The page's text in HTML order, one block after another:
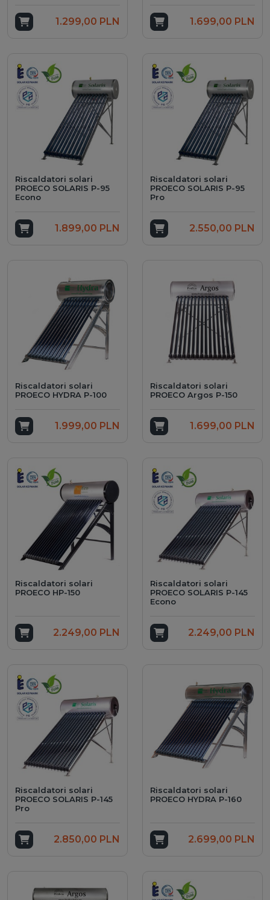
Add to cart1.299,00 PLN Add to cart1.699,00 PLN
Riscaldatori solari
PROECO SOLARIS P-95
Econo
Add to cart1.899,00 PLN
Riscaldatori solari
PROECO SOLARIS P-95
Pro
Add to cart2.550,00 PLN
Riscaldatori solari
PROECO HYDRA P-100
Add to cart1.999,00 PLN
Riscaldatori solari
PROECO Argos P-150
Add to cart1.699,00 PLN
Riscaldatori solari
PROECO HP-150
Add to cart
2.249,00 PLN
Riscaldatori solari
PROECO SOLARIS P-145
Econo
Add to cart
2.249,00 PLN
Riscaldatori solari
PROECO SOLARIS P-145
Pro
Add to cart
2.850,00 PLN
Riscaldatori solari
PROECO HYDRA P-160
Add to cart
2.699,00 PLN